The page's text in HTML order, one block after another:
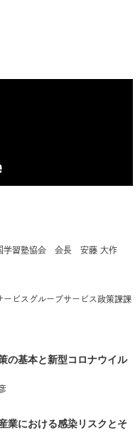
学習塾協会 会長 安藤 大作
ビスグループサービス政策課課
の基本と新型コロナウイル
業における感染リスクとそ